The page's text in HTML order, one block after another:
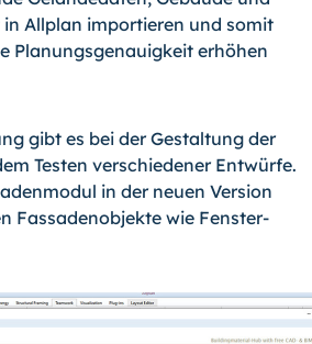
Allplan importieren und somit
Planungsgenauigkeit erhöhen
gibt es bei der Gestaltung der
Testen verschiedener Entwürfe.
in der neuen Version
Fassadenobjekte wie Fenster-